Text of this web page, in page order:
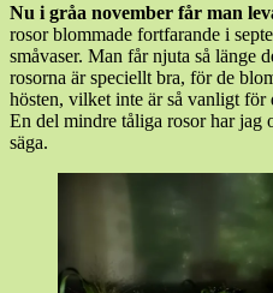
202012
november,
2020
Nu i gråa november får man
rosor blommade fortfarande i
småvaser. Man får njuta så länge
rosorna är speciellt bra, för de
hösten, vilket inte är så vanligt för
En del mindre tåliga rosor har jag
säga.